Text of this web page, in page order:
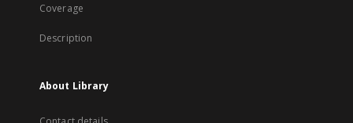
Coverage
Description
About Library